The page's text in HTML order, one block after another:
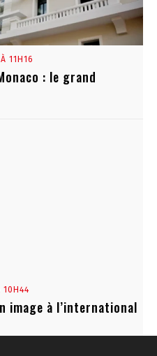
11H16
: le grand
10H44
image à l’international